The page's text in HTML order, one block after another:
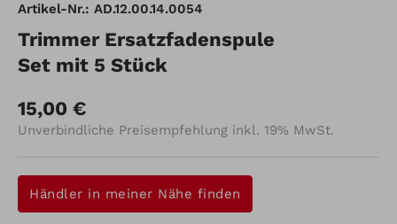
Artikel-Nr.: AD.12.00.14.0054
Trimmer Ersatzfadenspule
Set mit 5 Stück
15,00 €
Unverbindliche Preisempfehlung inkl. 19% MwSt.
Händler in meiner Nähe finden